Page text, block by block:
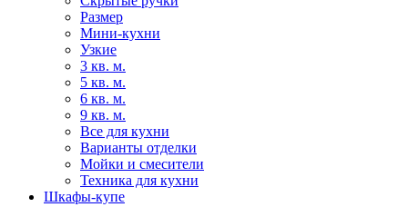
Размер
Мини-кухни
Узкие
3 кв. м.
5 кв. м.
6 кв. м.
9 кв. м.
Все для кухни
Варианты отделки
Мойки и смесители
Техника для кухни
Шкафы-купе